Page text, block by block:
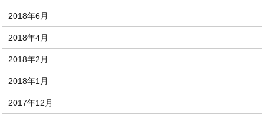
2018年6月
2018年4月
2018年2月
2018年1月
2017年12月